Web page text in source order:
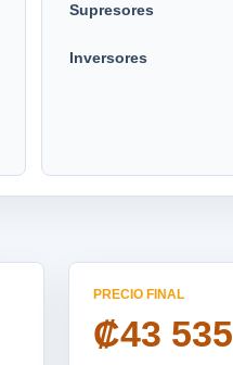
Supresores
Inversores
PRECIO FINAL
₡43 535